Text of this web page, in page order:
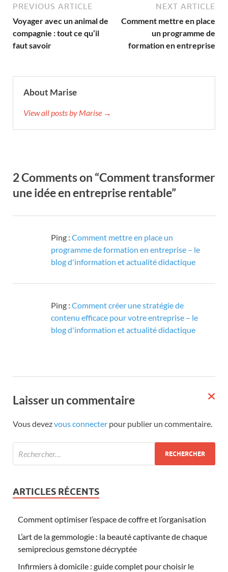
PREVIOUS ARTICLE
Voyager avec un animal de
compagnie : tout ce qu’il
faut savoir
NEXT ARTICLE
Comment mettre en place
un programme de
formation en entreprise
About Marise
View all posts by Marise →
2 Comments on “Comment transformer
une idée en entreprise rentable”
Ping : Comment mettre en place un
programme de formation en entreprise – le
blog d'information et actualité didactique
Ping : Comment créer une stratégie de
contenu efficace pour votre entreprise – le
blog d'information et actualité didactique
Laisser un commentaire
Vous devezvous connecter pour publier un commentaire.
ARTICLES RÉCENTS
Comment optimiser l’espace de coffre et l’organisation
L’art de la gemmologie : la beauté captivante de chaque
semiprecious gemstone décryptée
Infirmiers à domicile : guide complet pour choisir le